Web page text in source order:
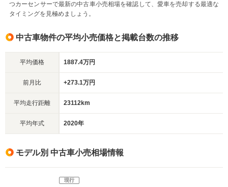
つカーセンサーで最新の中古車小売相場を確認して、愛車を売却する最適な
タイミングを見極めましょう。
中古車物件の平均小売価格と掲載台数の推移
平均価格 1887.4万円
前月比 +273.1万円
平均走行距離 23112km
平均年式 2020年
モデル別 中古車小売相場情報
現行